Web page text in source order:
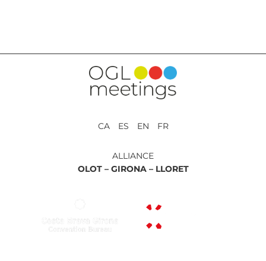
CA ES EN FR
ALLIANCE
OLOT – GIRONA – LLORET